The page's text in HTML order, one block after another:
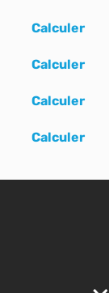
Calculer
Calculer
Calculer
Calculer